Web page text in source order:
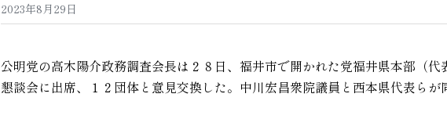
2023年8月29日
公明党の高木陽介政務調査会長は２８日、福井市で開かれた党福井県本部（
懇談会に出席、１２団体と意見交換した。中川宏昌衆院議員と西本県代表らが